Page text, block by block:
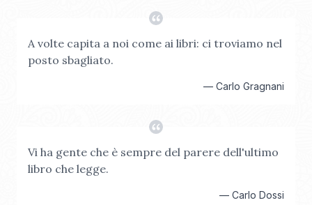
A volte capita a noi come ai libri: ci troviamo nel
posto sbagliato.
— Carlo Gragnani
Vi ha gente che è sempre del parere dell'ultimo
libro che legge.
— Carlo Dossi